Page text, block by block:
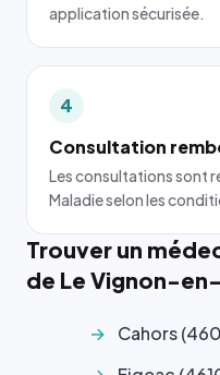
application sécurisée.
4
Consultation
Les consultations sont
Maladie selon les
Trouver un
de Le Vignon-
Cahors